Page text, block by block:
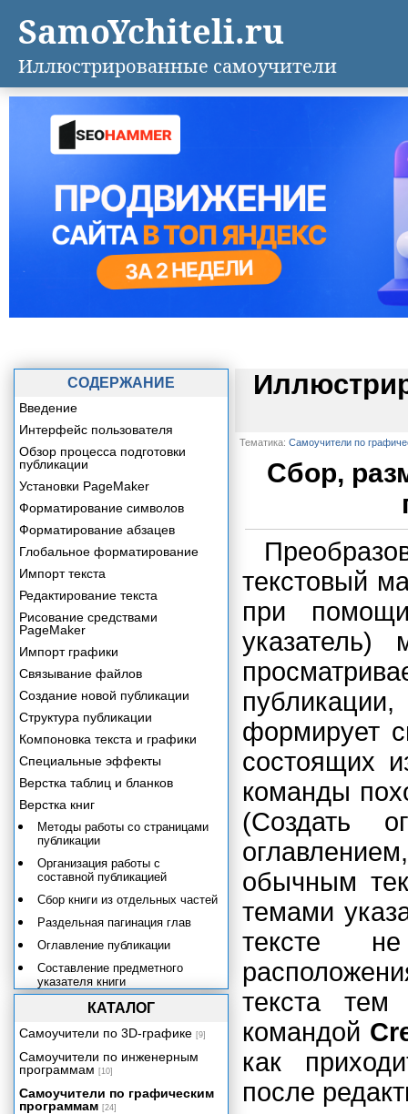
Тематика: Самоучители по
Сбор,
текстовый
при
формирует
состоящих
команды
(Создать
обычным
темами
тексте
текста тем
командой
как
после
СОДЕРЖАНИЕ
Введение
Интерфейс пользователя
Обзор процесса подготовки
публикации
Установки PageMaker
Форматирование символов
Форматирование абзацев
Глобальное форматирование
Импорт текста
Редактирование текста
Рисование средствами
PageMaker
Импорт графики
Связывание файлов
Создание новой публикации
Структура публикации
Компоновка текста и графики
Специальные эффекты
Верстка таблиц и бланков
Верстка книг
Методы работы со страницами
публикации
Организация работы с
составной публикацией
Сбор книги из отдельных частей
Раздельная пагинация глав
Оглавление публикации
Составление предметного
указателя книги
Порядок построения
Редактирование предметного
указателя
Сбор, размещение и стилевое
оформление предметного
указателя
КАТАЛОГ
Самоучители по 3D-графике [9]
Самоучители по инженерным
программам [10]
Самоучители по графическим
программам [24]
SamoYchiteli.ru
Иллюстрированные самоучители